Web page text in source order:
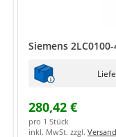
Siemens
280,42 €
pro 1 Stück
inkl. MwSt. zzgl. Versand